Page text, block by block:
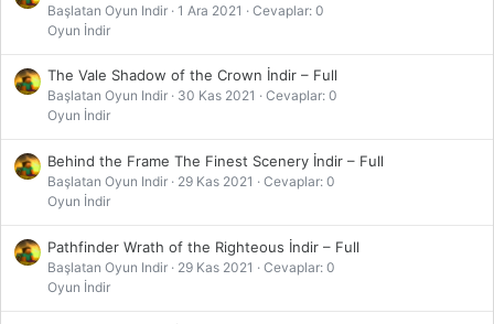
Başlatan Oyun Indir 1 Ara 2021
Cevaplar: 0
Oyun İndir
The Vale Shadow of the Crown İndir – Full
Başlatan Oyun Indir 30 Kas 2021
Cevaplar: 0
Oyun İndir
Behind the Frame The Finest Scenery İndir – Full
Başlatan Oyun Indir 29 Kas 2021
Cevaplar: 0
Oyun İndir
Pathfinder Wrath of the Righteous İndir – Full
Başlatan Oyun Indir 29 Kas 2021
Cevaplar: 0
Oyun İndir